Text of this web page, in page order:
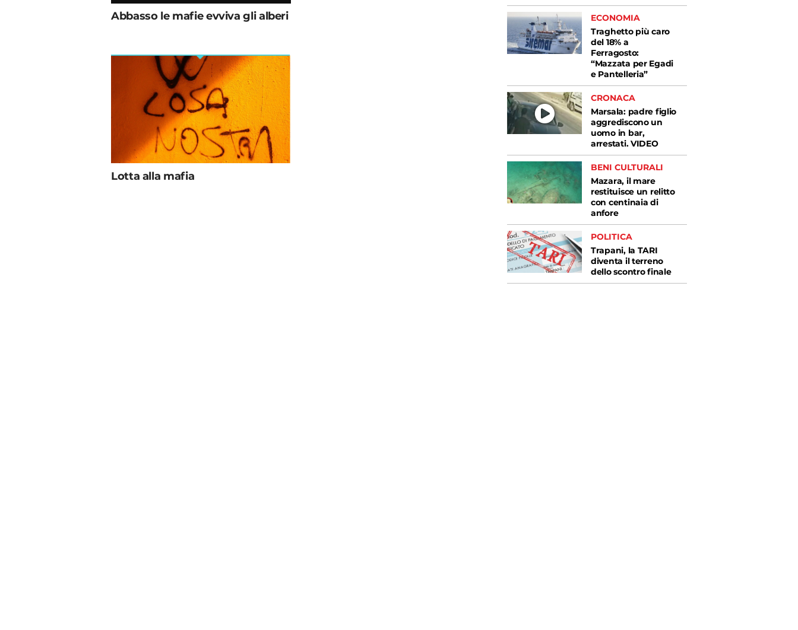
Abbasso le mafie evviva gli alberi
Lotta alla mafia
ECONOMIA
Traghetto più caro
del 18% a
Ferragosto:
“Mazzata per Egadi
e Pantelleria”
CRONACA
Marsala: padre figlio
aggrediscono un
uomo in bar,
arrestati. VIDEO
BENI CULTURALI
Mazara, il mare
restituisce un relitto
con centinaia di
anfore
POLITICA
Trapani, la TARI
diventa il terreno
dello scontro finale